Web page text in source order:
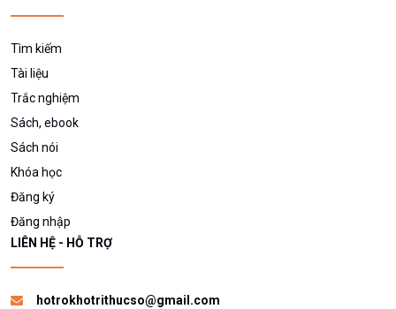
Tìm kiếm
Tài liệu
Trắc nghiệm
Sách, ebook
Sách nói
Khóa học
Đăng ký
Đăng nhập
LIÊN HỆ - HỖ TRỢ
hotrokhotrithucso@gmail.com